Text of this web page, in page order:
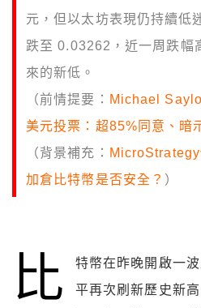
元，但以太坊表現仍持續低
跌至 0.03262，近一周跌幅
來的新低。
（前情提要： Michael
美元投票：超85%同意、暗
（背景補充：
加倉比特幣是否安全？ ）
比
特幣在昨晚開啟一
平再次刷新歷史新